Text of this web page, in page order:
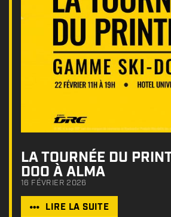
LA TOURNÉE DU
DOO À ALMA
16 FÉVRIER 2026
LIRE LA SUITE